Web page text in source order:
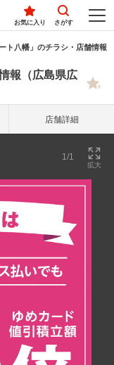
お気に入り さがす
ト八幡」のチラシ・店舗情報
報（広島県広
店舗詳細
1/1
拡大